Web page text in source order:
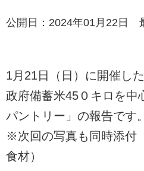
公開日：2024年01月22日
1月21日（日）に開催した
政府備蓄米45０キロを中
パントリー」の報告です。
※次回の写真も同時添付
食材）